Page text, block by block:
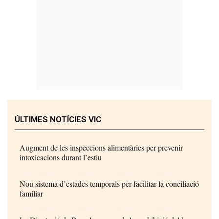
ÚLTIMES NOTÍCIES VIC
Augment de les inspeccions alimentàries per prevenir
intoxicacions durant l’estiu
Nou sistema d’estades temporals per facilitar la conciliació
familiar